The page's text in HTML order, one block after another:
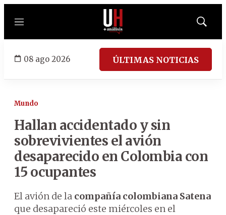
Menú
Mostrar
08 ago 2026 ÚLTIMAS NOTICIAS
Mundo
Hallan accidentado y sin
sobrevivientes el avión
desaparecido en Colombia con
15 ocupantes
El avión de la compañía colombiana Satena
que desapareció este miércoles en el